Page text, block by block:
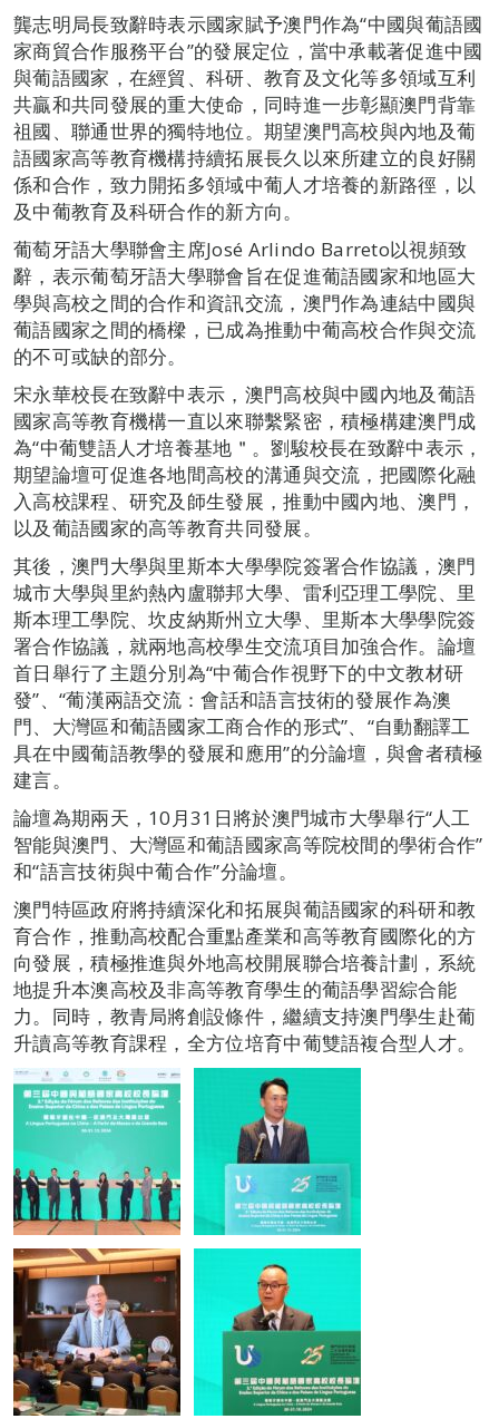
龔志明局長致辭時表示國家賦予澳門作為“中國與葡語國
家商貿合作服務平台”的發展定位，當中承載著促進中國
與葡語國家，在經貿、科研、教育及文化等多領域互利
共贏和共同發展的重大使命，同時進一步彰顯澳門背靠
祖國、聯通世界的獨特地位。期望澳門高校與內地及葡
語國家高等教育機構持續拓展長久以來所建立的良好關
係和合作，致力開拓多領域中葡人才培養的新路徑，以
及中葡教育及科研合作的新方向。
葡萄牙語大學聯會主席José Arlindo Barreto以視頻致
辭，表示葡萄牙語大學聯會旨在促進葡語國家和地區大
學與高校之間的合作和資訊交流，澳門作為連結中國與
葡語國家之間的橋樑，已成為推動中葡高校合作與交流
的不可或缺的部分。
宋永華校長在致辭中表示，澳門高校與中國內地及葡語
國家高等教育機構一直以來聯繫緊密，積極構建澳門成
為“中葡雙語人才培養基地＂。劉駿校長在致辭中表示，
期望論壇可促進各地間高校的溝通與交流，把國際化融
入高校課程、研究及師生發展，推動中國內地、澳門，
以及葡語國家的高等教育共同發展。
其後，澳門大學與里斯本大學學院簽署合作協議，澳門
城市大學與里約熱內盧聯邦大學、雷利亞理工學院、里
斯本理工學院、坎皮納斯州立大學、里斯本大學學院簽
署合作協議，就兩地高校學生交流項目加強合作。論壇
首日舉行了主題分別為“中葡合作視野下的中文教材研
發”、“葡漢兩語交流：會話和語言技術的發展作為澳
門、大灣區和葡語國家工商合作的形式”、“自動翻譯工
具在中國葡語教學的發展和應用”的分論壇，與會者積極
建言。
論壇為期兩天，10月31日將於澳門城市大學舉行“人工
智能與澳門、大灣區和葡語國家高等院校間的學術合作”
和“語言技術與中葡合作”分論壇。
澳門特區政府將持續深化和拓展與葡語國家的科研和教
育合作，推動高校配合重點產業和高等教育國際化的方
向發展，積極推進與外地高校開展聯合培養計劃，系統
地提升本澳高校及非高等教育學生的葡語學習綜合能
力。同時，教青局將創設條件，繼續支持澳門學生赴葡
升讀高等教育課程，全方位培育中葡雙語複合型人才。